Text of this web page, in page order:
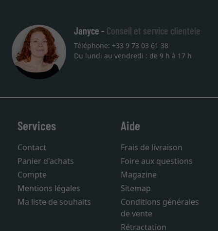
Janyce - Conseil et service clientèle
Téléphone: +33 9 73 03 61 38
Services
Contact
Panier d'achats
Compte
Mentions légales
Aide
Frais de livraison
Foire aux questions
Magazine
Sitemap
Conditions générales
de vente